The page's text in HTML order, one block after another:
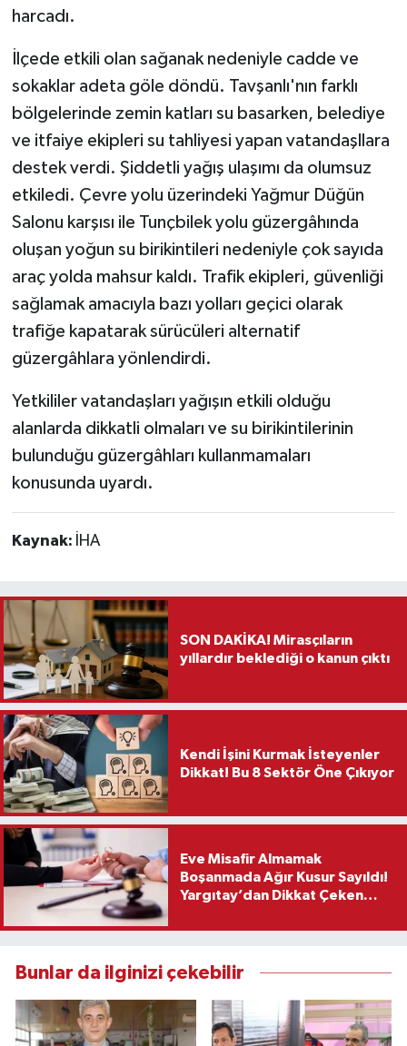
harcadı.
İlçede etkili olan sağanak nedeniyle cadde ve
sokaklar adeta göle döndü. Tavşanlı'nın farklı
bölgelerinde zemin katları su basarken, belediye
ve itfaiye ekipleri su tahliyesi yapan vatandaşllara
destek verdi. Şiddetli yağış ulaşımı da olumsuz
etkiledi. Çevre yolu üzerindeki Yağmur Düğün
Salonu karşısı ile Tunçbilek yolu güzergâhında
oluşan yoğun su birikintileri nedeniyle çok sayıda
araç yolda mahsur kaldı. Trafik ekipleri, güvenliği
sağlamak amacıyla bazı yolları geçici olarak
trafiğe kapatarak sürücüleri alternatif
güzergâhlara yönlendirdi.
Yetkililer vatandaşları yağışın etkili olduğu
alanlarda dikkatli olmaları ve su birikintilerinin
bulunduğu güzergâhları kullanmamaları
konusunda uyardı.
Kaynak: İHA
SON DAKİKA! Mirasçıların
yıllardır beklediği o kanun çıktı
Kendi İşini Kurmak İsteyenler
Dikkat! Bu 8 Sektör Öne Çıkıyor
Eve Misafir Almamak
Boşanmada Ağır Kusur Sayıldı!
Yargıtay’dan Dikkat Çeken
Bunlar da ilginizi çekebilir
Yaşam